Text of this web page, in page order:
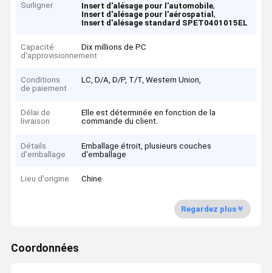
Surligner Insert d'alésage pour l'automobile,
Insert d'alésage pour l'aérospatial,
Insert d'alésage standard SPET0401015EL
Capacité
d'approvisionnement
Dix millions de PC
Conditions
de paiement
LC, D/A, D/P, T/T, Western Union,
Délai de
livraison
Elle est déterminée en fonction de la
commande du client.
Détails
d'emballage
Emballage étroit, plusieurs couches
d'emballage
Lieu d'origine Chine
Regardez plus
Coordonnées